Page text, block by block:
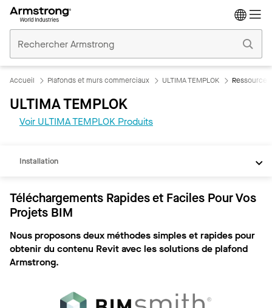
Plafonds
Commerciaux
Accueil Plafonds et murs commerciaux ULTIMA TEMPLOK Ressources
ULTIMA TEMPLOK
Voir ULTIMA TEMPLOK Produits
REVIT
Installation
Téléchargements Rapides et Faciles Pour Vos
Projets BIM
Nous proposons deux méthodes simples et rapides pour
obtenir du contenu Revit avec les solutions de plafond
Armstrong.